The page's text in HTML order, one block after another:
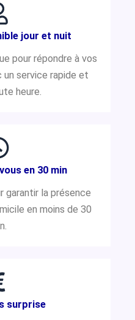
jour et nuit
pour répondre à vos
un service rapide et
heure.
en 30 min
garantir la présence
en moins de 30
surprise